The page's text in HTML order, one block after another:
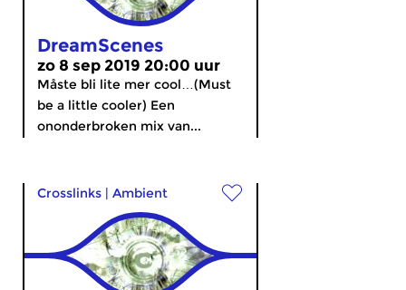
DreamScenes
zo 8 sep 2019 20:00 uur
Måste bli lite mer cool…(Must
be a little cooler) Een
ononderbroken mix van...
Crosslinks | Ambient